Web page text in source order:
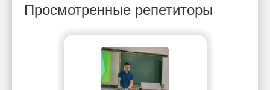
Просмотренные репетиторы